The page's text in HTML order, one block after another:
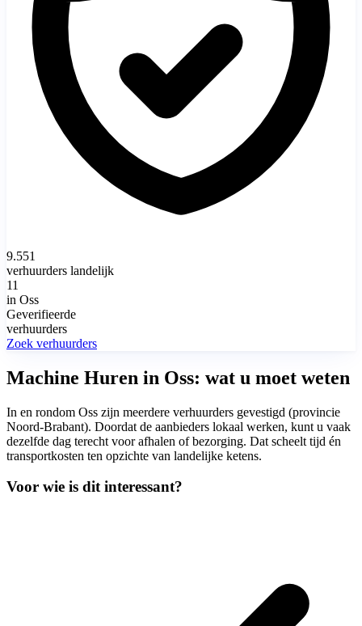
9.551
verhuurders landelijk
11
in Oss
Geverifieerde
verhuurders
Zoek verhuurders
Machine Huren in Oss: wat u moet weten
In en rondom Oss zijn meerdere verhuurders gevestigd (provincie
Noord-Brabant). Doordat de aanbieders lokaal werken, kunt u vaak
dezelfde dag terecht voor afhalen of bezorging. Dat scheelt tijd én
transportkosten ten opzichte van landelijke ketens.
Voor wie is dit interessant?